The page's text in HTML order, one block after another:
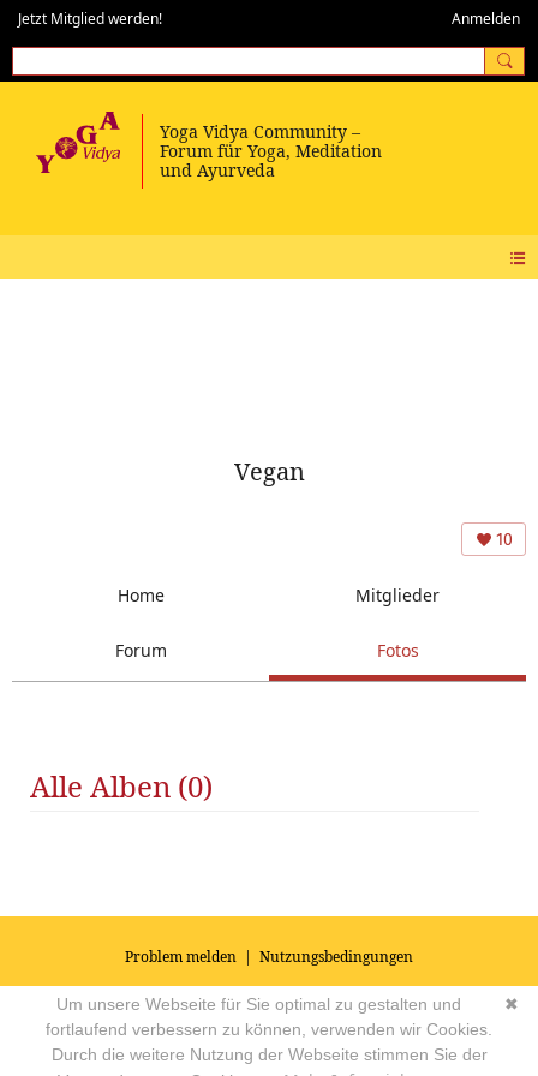
Jetzt Mitglied werden! Anmelden
Vegan
10
Home Mitglieder
Forum Fotos
Alle Alben (0)
Problem melden | Nutzungsbedingungen
© 2026Impressum|Datenschutz|AGB's| Yoga Vidya Community -
Forum für Yoga, Meditation und Ayurveda Powered by
✖
Um unsere Webseite für Sie optimal zu gestalten und
fortlaufend verbessern zu können, verwenden wir Cookies.
Durch die weitere Nutzung der Webseite stimmen Sie der